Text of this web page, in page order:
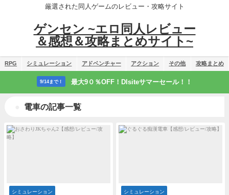
厳選された同人ゲームのレビュー・攻略サイト
ゲンセン ~エロ同人レビュー
＆感想＆攻略まとめサイト~
RPG シミュレーション アドベンチャー アクション その他 攻略まとめ
9/14まで！ 最大9０％OFF！Dlsiteサマーセール！！
電車の記事一覧
シミュレーション シミュレーション